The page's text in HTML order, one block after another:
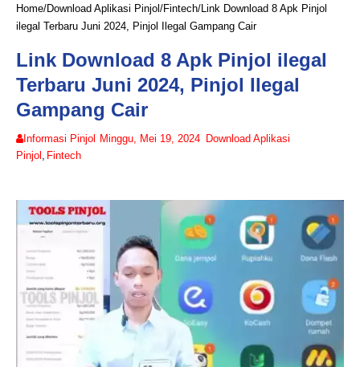
Home/Download Aplikasi Pinjol /Fintech/Link Download 8 Apk Pinjol
ilegal Terbaru Juni 2024, Pinjol Ilegal Gampang Cair
Link Download 8 Apk Pinjol ilegal
Terbaru Juni 2024, Pinjol Ilegal
Gampang Cair
Informasi Pinjol Minggu, Mei 19, 2024 Download Aplikasi
Pinjol , Fintech